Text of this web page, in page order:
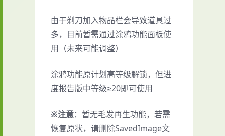
由于剃刀加入物品栏会导致道具过
多，目前暂需通过涂鸦功能面板使
用（未来可能调整）
涂鸦功能原计划高等级解锁，但进
度报告版中等级≥20即可使用
※注意：暂无毛发再生功能，若需
恢复原状，请删除SavedImage文